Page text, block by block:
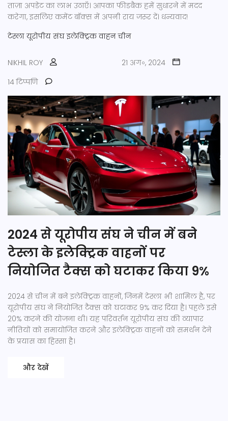
ताज़ा अपडेट का लाभ उठाएँ। आपका फीडबैक हमें सुधारने में मदद
करेगा, इसलिए कमेंट बॉक्स में अपनी राय जरूर दें। धन्यवाद!
टेस्ला यूरोपीय संघ इलेक्ट्रिक वाहन चीन
NIKHIL ROY
21 अग॰, 2024
14 टिप्पणि
2024 से यूरोपीय संघ ने चीन में बने
टेस्ला के इलेक्ट्रिक वाहनों पर
नियोजित टैक्स को घटाकर किया 9%
2024 से चीन में बने इलेक्ट्रिक वाहनों, जिनमें टेस्ला भी शामिल है, पर
यूरोपीय संघ ने नियोजित टैक्स को घटाकर 9% कर दिया है। पहले इसे
20% करने की योजना थी। यह परिवर्तन यूरोपीय संघ की व्यापार
नीतियों को समायोजित करने और इलेक्ट्रिक वाहनों को समर्थन देने
के प्रयास का हिस्सा है।
और देखें